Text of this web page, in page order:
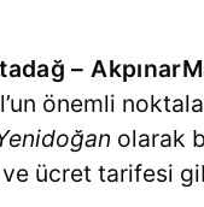
–
önemli
olarak
ücret tarifesi